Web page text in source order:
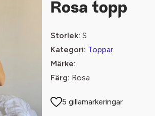
Rosa topp
Storlek: S
Kategori: Toppar
Märke:
Färg: Rosa
5 gillamarkeringar